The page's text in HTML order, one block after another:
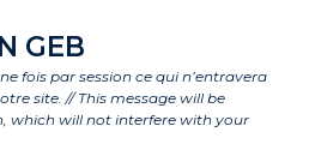
GEB
fois par session ce qui n’entravera
site. // This message will be
which will not interfere with your